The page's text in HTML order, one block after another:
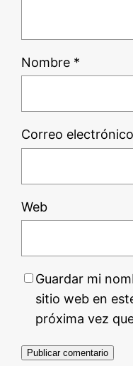
Nombre *
Correo electrónico
Web
Guardar mi
sitio web en
próxima vez